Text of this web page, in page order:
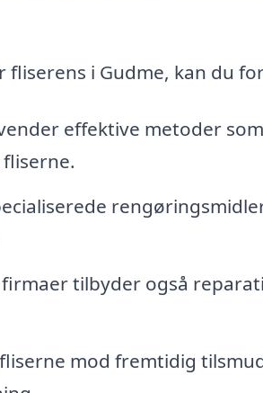
i Gudme, kan du
effektive metoder
tilbyder også
mod fremtidig